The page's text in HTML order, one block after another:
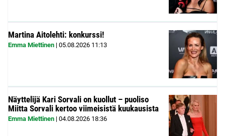
Martina Aitolehti: konkurssi!
Emma Miettinen | 05.08.2026 11:13
Näyttelijä Kari Sorvali on kuollut – puoliso
Miitta Sorvali kertoo viimeisistä kuukausista
Emma Miettinen | 04.08.2026 18:36